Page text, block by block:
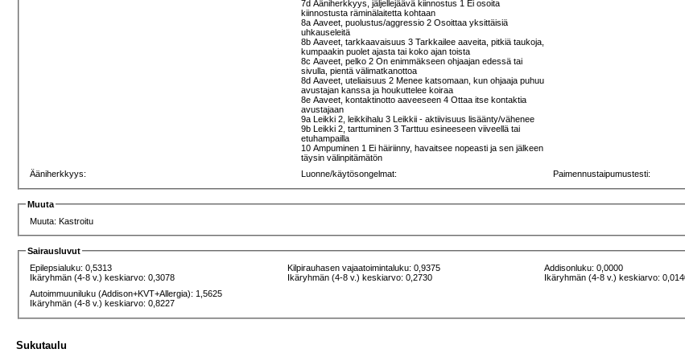
7d Ääniherkkyys, jäljellejäävä kiinnostus 1 Ei osoita
kiinnostusta räminälaitetta kohtaan
8a Aaveet, puolustus/aggressio 2 Osoittaa yksittäisiä
uhkauseleitä
8b Aaveet, tarkkaavaisuus 3 Tarkkailee aaveita, pitkiä taukoja,
kumpaakin puolet ajasta tai koko ajan toista
8c Aaveet, pelko 2 On enimmäkseen ohjaajan edessä tai
sivulla, pientä välimatkanottoa
8d Aaveet, uteliaisuus 2 Menee katsomaan, kun ohjaaja puhuu
avustajan kanssa ja houkuttelee koiraa
8e Aaveet, kontaktinotto aaveeseen 4 Ottaa itse kontaktia
avustajaan
9a Leikki 2, leikkihalu 3 Leikkii - aktiivisuus lisäänty/vähenee
9b Leikki 2, tarttuminen 3 Tarttuu esineeseen viiveellä tai
etuhampailla
10 Ampuminen 1 Ei häiriinny, havaitsee nopeasti ja sen jälkeen
täysin välinpitämätön
Ääniherkkyys: Luonne/käytösongelmat: Paimennustaipumustesti:
Muuta
Muuta: Kastroitu
Sairausluvut
Epilepsialuku: 0,5313
Ikäryhmän (4-8 v.) keskiarvo: 0,3078
Kilpirauhasen vajaatoimintaluku: 0,9375
Ikäryhmän (4-8 v.) keskiarvo: 0,2730
Addisonluku: 0,0000
Ikäryhmän (4-8 v.) keskiarvo:
Autoimmuuniluku (Addison+KVT+Allergia): 1,5625
Ikäryhmän (4-8 v.) keskiarvo: 0,8227
Sukutaulu